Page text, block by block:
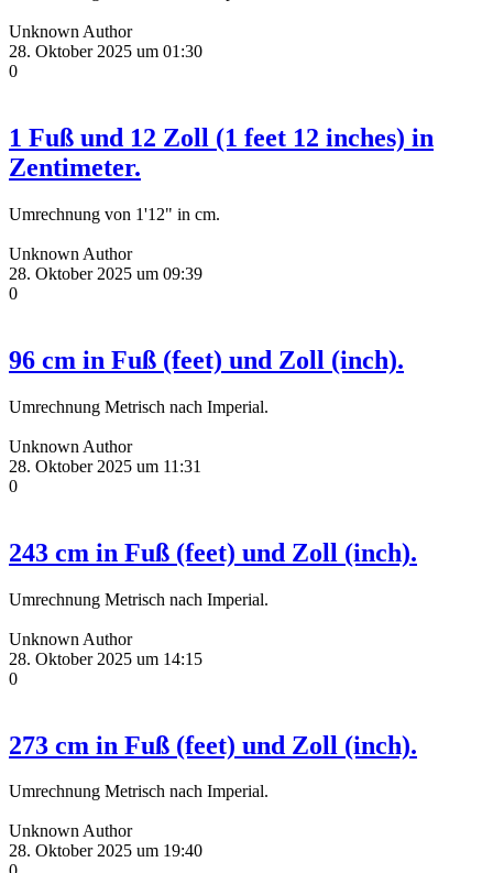
Unknown Author
28. Oktober 2025 um 01:30
0
1 Fuß und 12 Zoll (1 feet 12 inches) in
Zentimeter.
Umrechnung von 1'12" in cm.
Unknown Author
28. Oktober 2025 um 09:39
0
96 cm in Fuß (feet) und Zoll (inch).
Umrechnung Metrisch nach Imperial.
Unknown Author
28. Oktober 2025 um 11:31
0
243 cm in Fuß (feet) und Zoll (inch).
Umrechnung Metrisch nach Imperial.
Unknown Author
28. Oktober 2025 um 14:15
0
273 cm in Fuß (feet) und Zoll (inch).
Umrechnung Metrisch nach Imperial.
Unknown Author
28. Oktober 2025 um 19:40